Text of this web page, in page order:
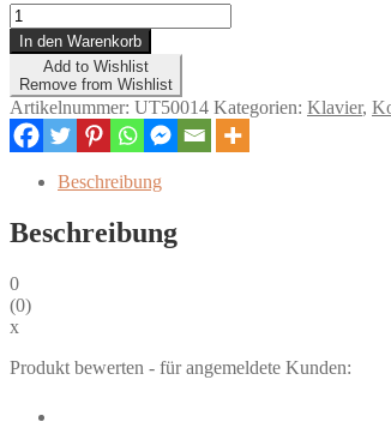
Papillon
op.2
Menge
In den Warenkorb
Add to Wishlist
Remove from Wishlist
Artikelnummer: UT50014 Kategorien: Klavier,
Beschreibung
Beschreibung
0
(0)
x
Produkt bewerten - für angemeldete Kunden: